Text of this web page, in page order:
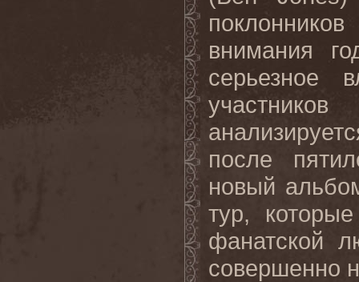
внимания
серьезное
после
новый
тур,
фанатской
совершенно